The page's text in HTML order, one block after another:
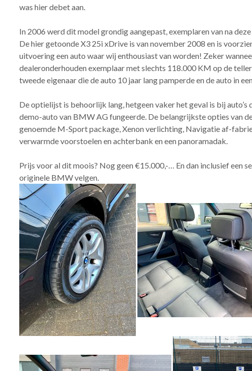
was hier debet aan.
In 2006 werd dit model grondig aangepast, exemplaren van na
De hier getoonde X3 25i xDrive is van november 2008 en is
uitvoering een auto waar wij enthousiast van worden! Zeker
dealeronderhouden exemplaar met slechts 118.000 KM op de
tweede eigenaar die de auto 10 jaar lang pamperde en de auto in
De optielijst is behoorlijk lang, hetgeen vaker het geval is bij auto’s
demo-auto van BMW AG fungeerde. De belangrijkste opties van
genoemde M-Sport package, Xenon verlichting, Navigatie af-
verwarmde voorstoelen en achterbank en een panoramadak.
Prijs voor al dit moois? Nog geen €15.000,-… En dan inclusief een
originele BMW velgen.